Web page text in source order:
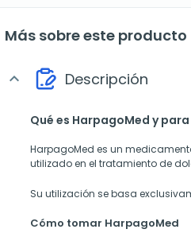
Más sobre este producto
expand_more Descripción
Qué es HarpagoMed y
HarpagoMed es un
utilizado en el tratamiento de
Su utilización se basa
Cómo tomar HarpagoMed